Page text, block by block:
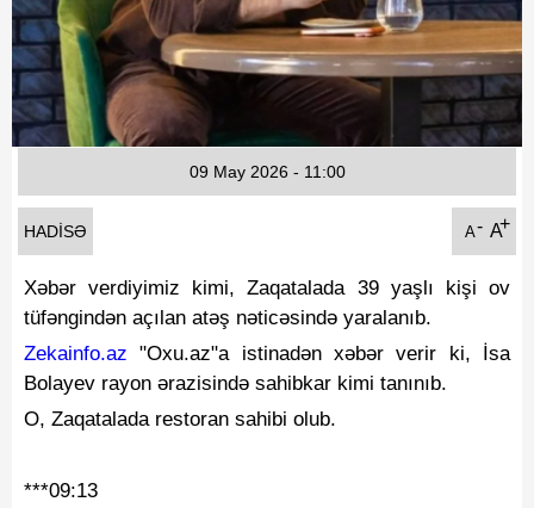
Fotoqaleriya
Reportaj
Qarabag Zəfəri
HADISƏ A- A+
09 May 2026 - 11:00
Xəbər verdiyimiz kimi, Zaqatalada 39 yaşlı kişi ov
tüfəngindən açılan atəş nəticəsində yaralanıb.
Zekainfo.az "Oxu.az"a istinadən xəbər verir ki, İsa
Bolayev rayon ərazisində sahibkar kimi tanınıb.
O, Zaqatalada restoran sahibi olub.
***09:13